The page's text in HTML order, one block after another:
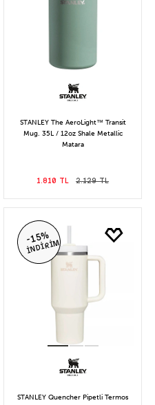
STANLEY The AeroLight™ Transit
Mug. 35L / 12oz Shale Metallic
Matara
1.810 TL 2.129 TL
-15%
İNDİRİM
STANLEY Quencher Pipetli Termos